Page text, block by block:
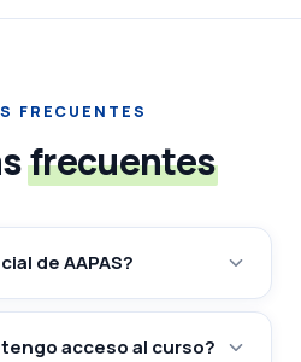
FRECUENTES
frecuentes
de AAPAS?
acceso al curso?